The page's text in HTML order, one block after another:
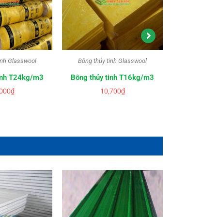
Glasswool
T24kg/m3
₫
Bông thủy tinh Glasswool
Bông thủy tinh T16kg/m3
10,700₫